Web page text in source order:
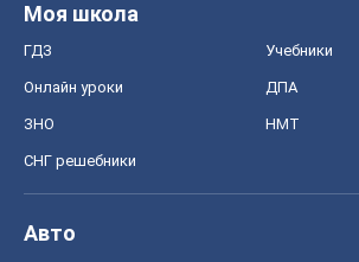
Моя школа
ГДЗ Учебники
Онлайн уроки ДПА
ЗНО НМТ
СНГ решебники
Авто